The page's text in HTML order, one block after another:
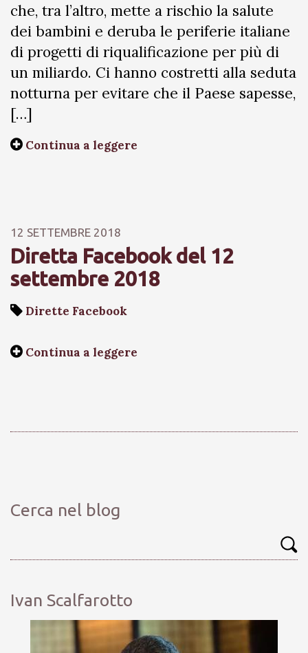
che, tra l’altro, mette a rischio la salute
dei bambini e deruba le periferie italiane
di progetti di riqualificazione per più di
un miliardo. Ci hanno costretti alla seduta
notturna per evitare che il Paese sapesse,
[…]
Continua a leggere
12 SETTEMBRE 2018
Diretta Facebook del 12
settembre 2018
Dirette Facebook
Continua a leggere
Cerca nel blog
Ivan Scalfarotto